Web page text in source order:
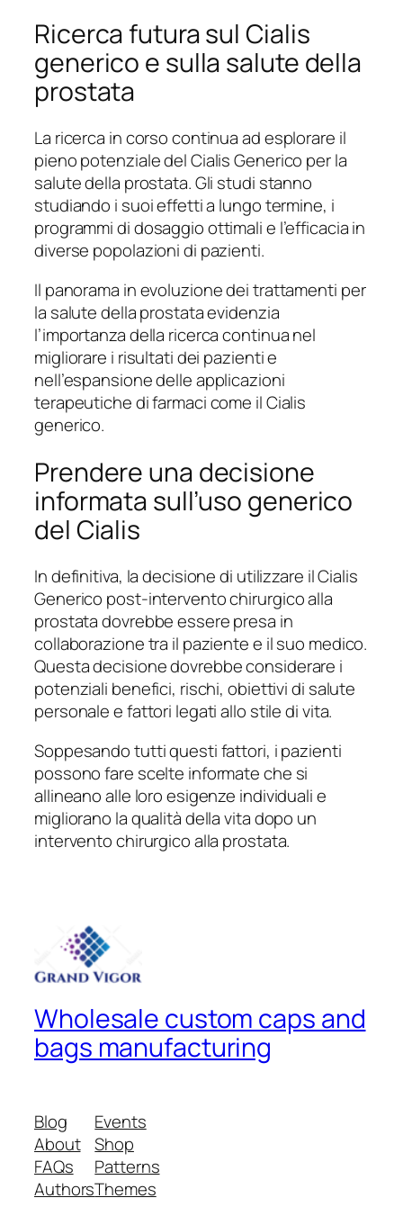
Ricerca futura sul Cialis
generico e sulla salute della
prostata
La ricerca in corso continua ad esplorare il
pieno potenziale del Cialis Generico per la
salute della prostata. Gli studi stanno
studiando i suoi effetti a lungo termine, i
programmi di dosaggio ottimali e l’efficacia in
diverse popolazioni di pazienti.
Il panorama in evoluzione dei trattamenti per
la salute della prostata evidenzia
l’importanza della ricerca continua nel
migliorare i risultati dei pazienti e
nell’espansione delle applicazioni
terapeutiche di farmaci come il Cialis
generico.
Prendere una decisione
informata sull’uso generico
del Cialis
In definitiva, la decisione di utilizzare il Cialis
Generico post-intervento chirurgico alla
prostata dovrebbe essere presa in
collaborazione tra il paziente e il suo medico.
Questa decisione dovrebbe considerare i
potenziali benefici, rischi, obiettivi di salute
personale e fattori legati allo stile di vita.
Soppesando tutti questi fattori, i pazienti
possono fare scelte informate che si
allineano alle loro esigenze individuali e
migliorano la qualità della vita dopo un
intervento chirurgico alla prostata.
Wholesale custom caps and
bags manufacturing
Blog
About
FAQs
Authors
Events
Shop
Patterns
Themes